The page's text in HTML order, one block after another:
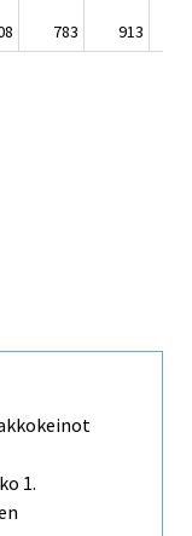
783 913
1.